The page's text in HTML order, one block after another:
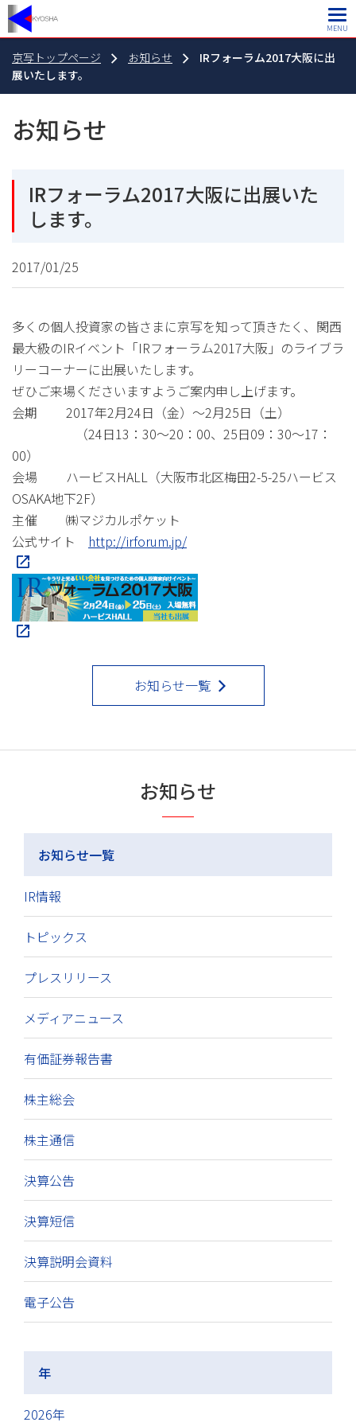
京写トップページ お知らせ
IRフォーラム2017大阪に出
展いたします。
お知らせ
IRフォーラム2017大阪に出展いた
します。
2017/01/25
多くの個人投資家の皆さまに京写を知って頂きたく、関西
最大級のIRイベント「IRフォーラム2017大阪」のライブラ
リーコーナーに出展いたします。
ぜひご来場くださいますようご案内申し上げます。
会期 2017年2月24日（金）～2月25日（土）
（24日13：30～20：00、25日09：30～17：
00）
会場 ハービスHALL（大阪市北区梅田2-5-25ハービス
OSAKA地下2F）
主催 ㈱マジカルポケット
公式サイト http://irforum.jp/
お知らせ一覧
お知らせ
お知らせ一覧
IR情報
トピックス
プレスリリース
メディアニュース
有価証券報告書
株主総会
株主通信
決算公告
決算短信
決算説明会資料
電子公告
年
2026年
MENU